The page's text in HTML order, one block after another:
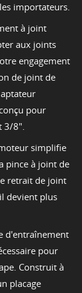
importateurs.
à joint
aux joints
engagement
de joint de
pour
3/8".
simplifie
pince à joint de
retrait de joint
devient plus
d'entraînement
pour
Construit à
placage